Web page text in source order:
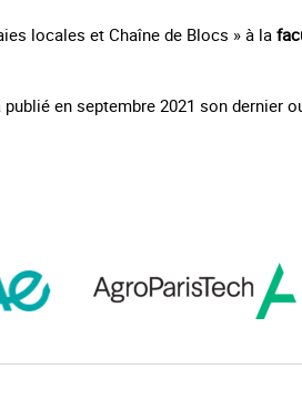
locales et Chaîne de Blocs » à la
en septembre 2021 son dernier